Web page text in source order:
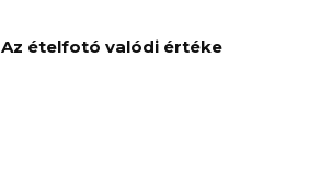
Az ételfotó valódi értéke